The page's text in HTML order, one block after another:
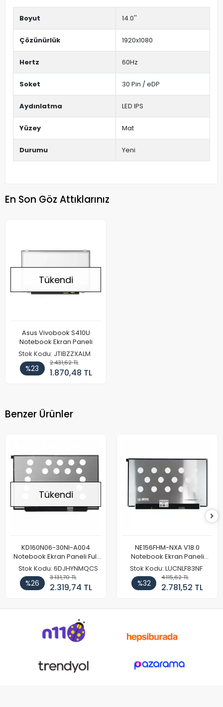
Boyut 14.0''
Çözünürlük 1920x1080
Hertz 60Hz
Soket 30 Pin / eDP
Aydınlatma LED IPS
Yüzey Mat
Durumu Yeni
En Son Göz Attıklarınız
Tükendi
Asus Vivobook S410U
Notebook Ekran Paneli
Stok Kodu: JTIBZZXALM
%23
2.431,62 TL
1.870,48 TL
Benzer Ürünler
Tükendi
KD160N06-30NI-A004
Notebook Ekran Paneli Full
HD
Stok Kodu: 6DJHYNMQCS
%26
3.131,70 TL
2.319,74 TL
NE156FHM-NXA V18.0
Notebook Ekran Paneli
144Hz
Stok Kodu: LUCNLF83NF
%32
4.115,62 TL
2.781,52 TL